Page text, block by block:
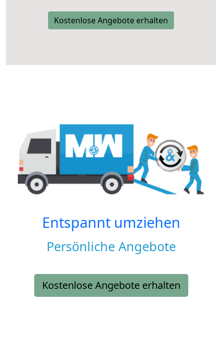
Kostenlose Angebote erhalten
Entspannt umziehen
Persönliche Angebote
Kostenlose Angebote erhalten